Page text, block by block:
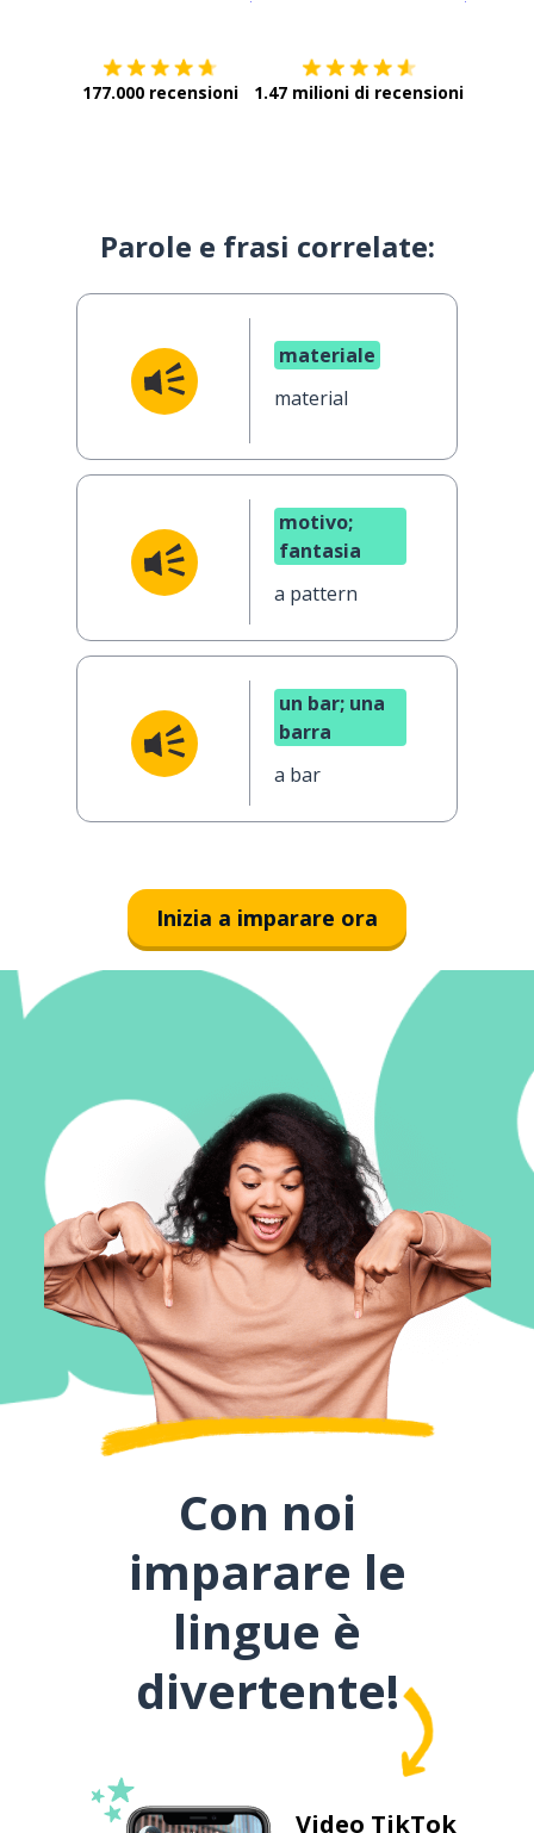
177.000 recensioni 1.47 milioni di recensioni
Parole e frasi correlate:
materiale
material
motivo;
fantasia
a pattern
un bar; una
barra
a bar
Inizia a imparare ora
Con noi
imparare le
lingue è
divertente!
Video TikTok